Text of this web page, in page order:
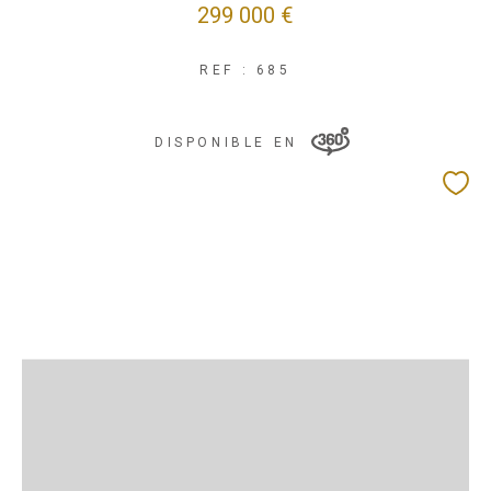
299 000 €
REF : 685
DISPONIBLE EN